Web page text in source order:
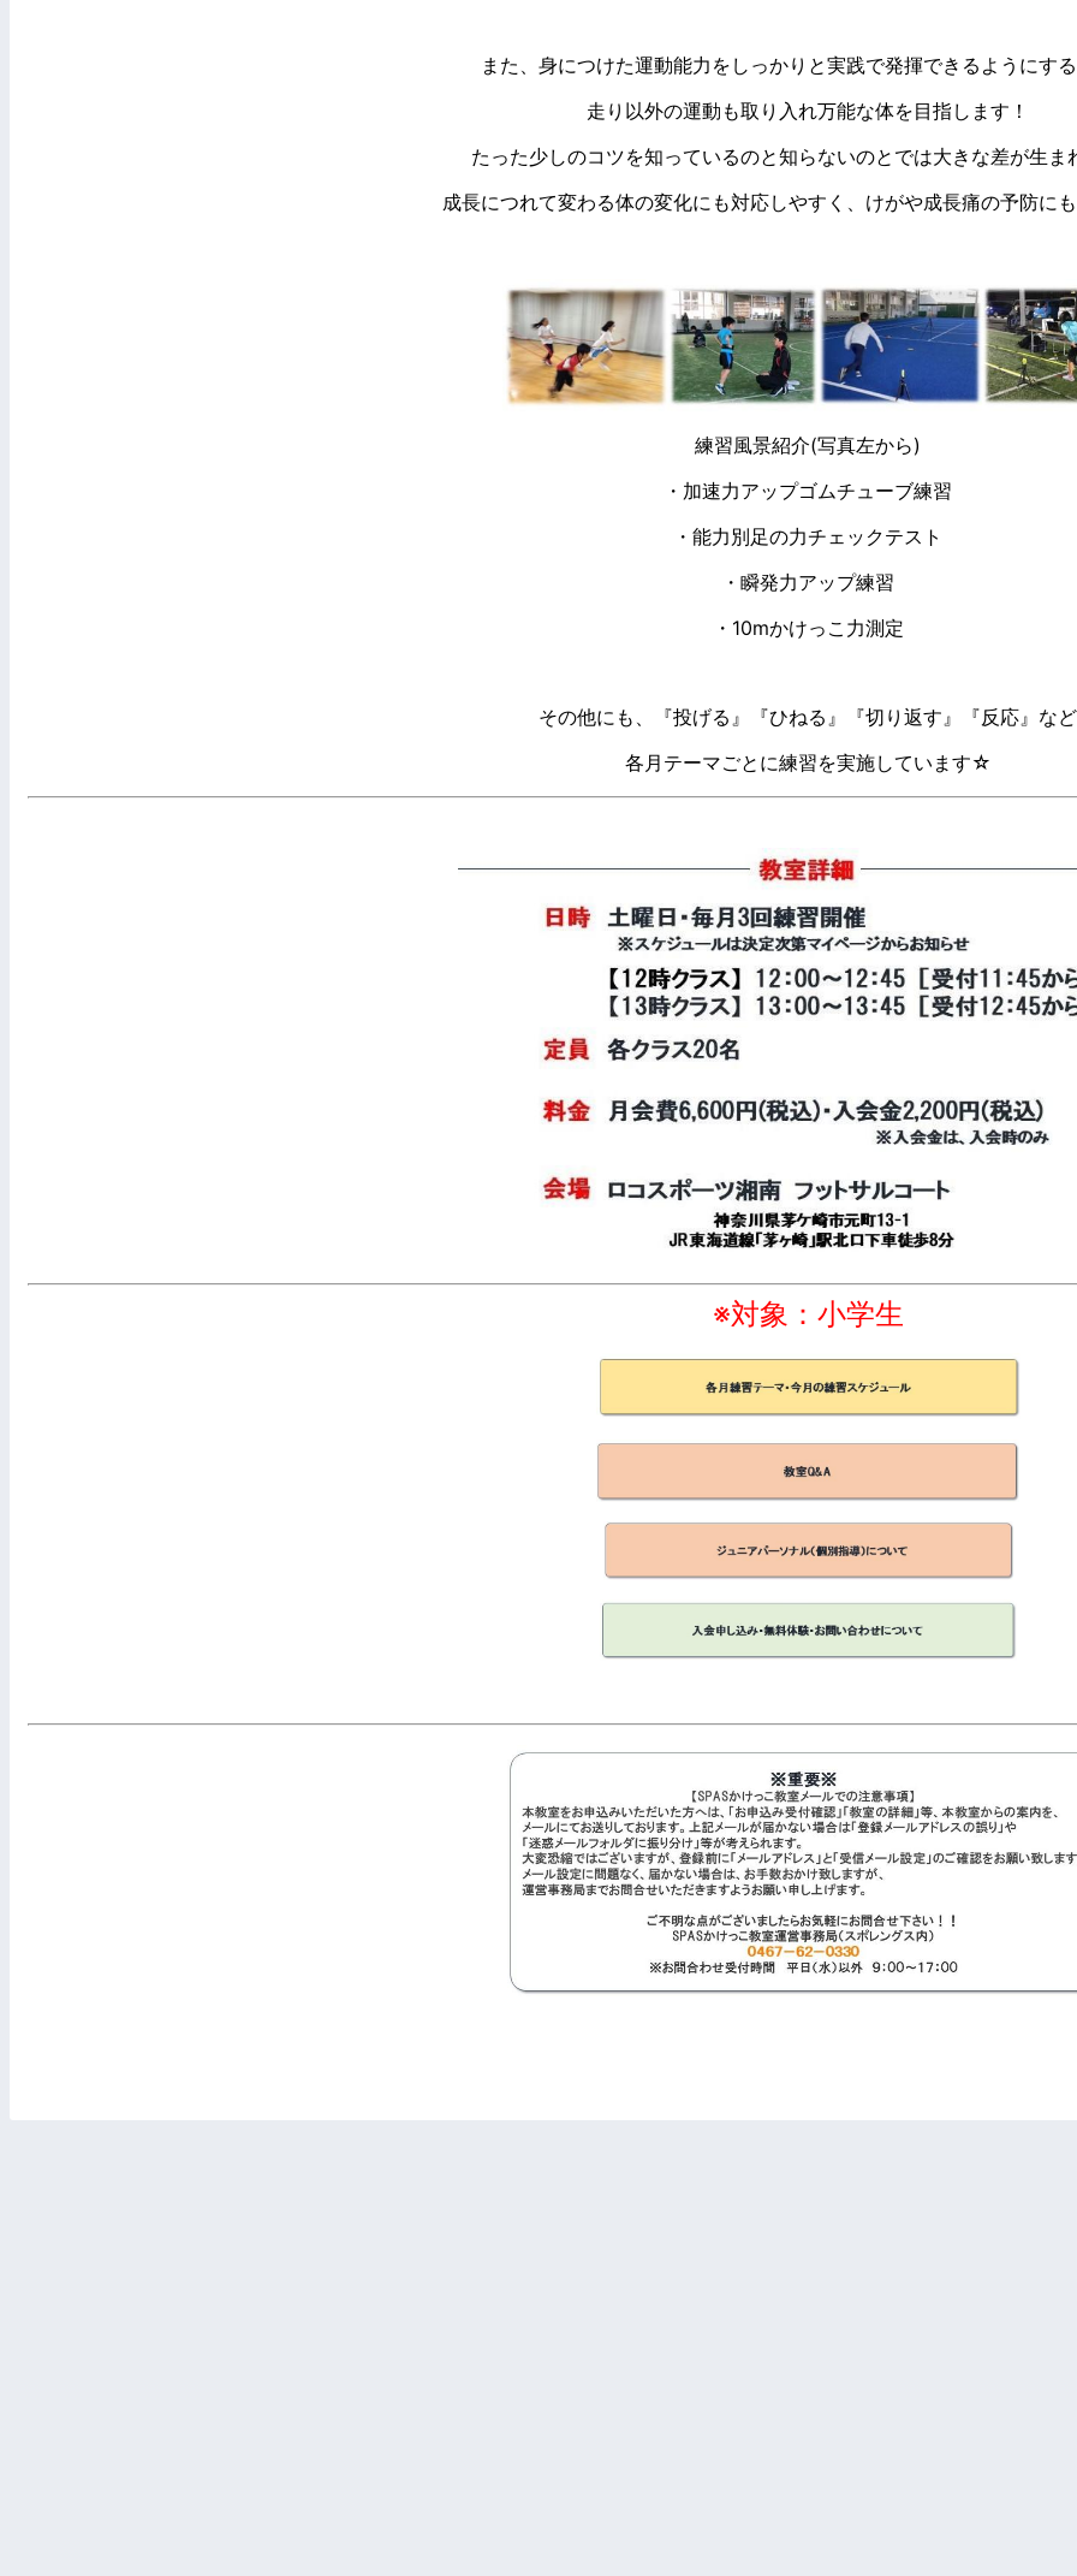
また、身につけた運動能力をしっかりと実践で発揮できるようにする
走り以外の運動も取り入れ万能な体を目指します！
たった少しのコツを知っているのと知らないのとでは大きな差が生ま
成長につれて変わる体の変化にも対応しやすく、けがや成長痛の予防にも
練習風景紹介(写真左から)
・加速力アップゴムチューブ練習
・能力別足の力チェックテスト
・瞬発力アップ練習
・10mかけっこ力測定
その他にも、『投げる』『ひねる』『切り返す』『反応』など
各月テーマごとに練習を実施しています☆
※対象：小学生